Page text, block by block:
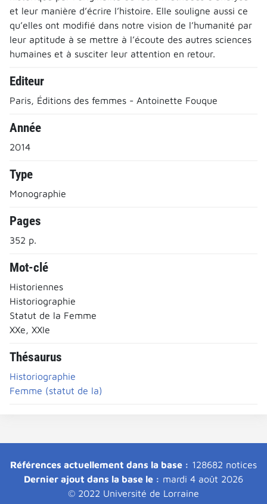
et leur manière d’écrire l’histoire. Elle souligne aussi ce
qu’elles ont modifié dans notre vision de l’humanité par
leur aptitude à se mettre à l’écoute des autres sciences
humaines et à susciter leur attention en retour.
Editeur
Paris, Éditions des femmes - Antoinette Fouque
Année
2014
Type
Monographie
Pages
352 p.
Mot-clé
Historiennes
Historiographie
Statut de la Femme
XXe, XXIe
Thésaurus
Historiographie
Femme (statut de la)
Références actuellement dans la base : 128682 notices
Dernier ajout dans la base le : mardi 4 août 2026
© 2022 Université de Lorraine